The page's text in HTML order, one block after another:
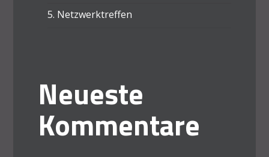
5. Netzwerktreffen
Neueste
Kommentare